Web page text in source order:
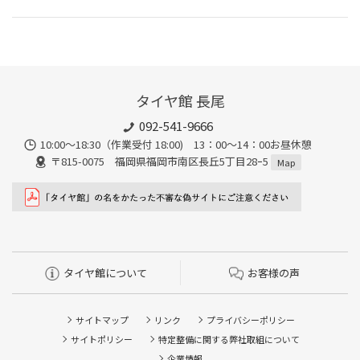
タイヤ館 長尾
092-541-9666
10:00～18:30（作業受付 18:00) 13：00～14：00お昼休憩
〒815-0075 福岡県福岡市南区長丘5丁目28ｰ5
Map
タイヤ館について お客様の声
サイトマップ リンク
プライバシーポリシー
サイトポリシー
特定整備に関する弊社取組について